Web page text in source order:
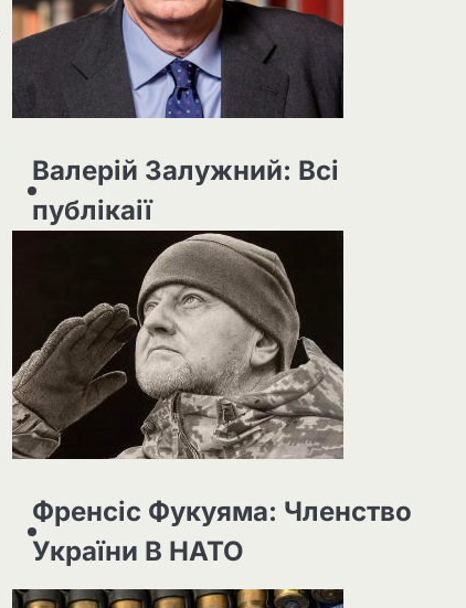
Валерій Залужний: Всі
публікаії
Френсіс Фукуяма: Членство
України В НАТО